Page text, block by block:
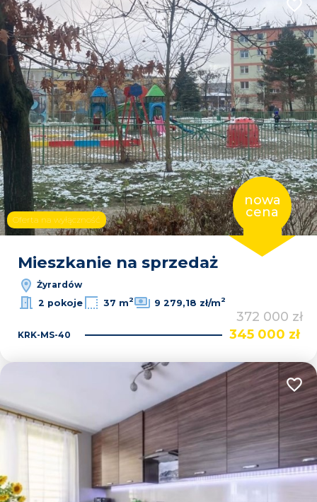
Leaflet|© OpenMapTiles© OpenStreetMap contributors
Oferta na wyłączność
nowa
cena
Mieszkanie na sprzedaż
Żyrardów
2 pokoje
37 m2 9 279,18 zł/m2
372 000 zł
KRK-MS-40 345 000 zł